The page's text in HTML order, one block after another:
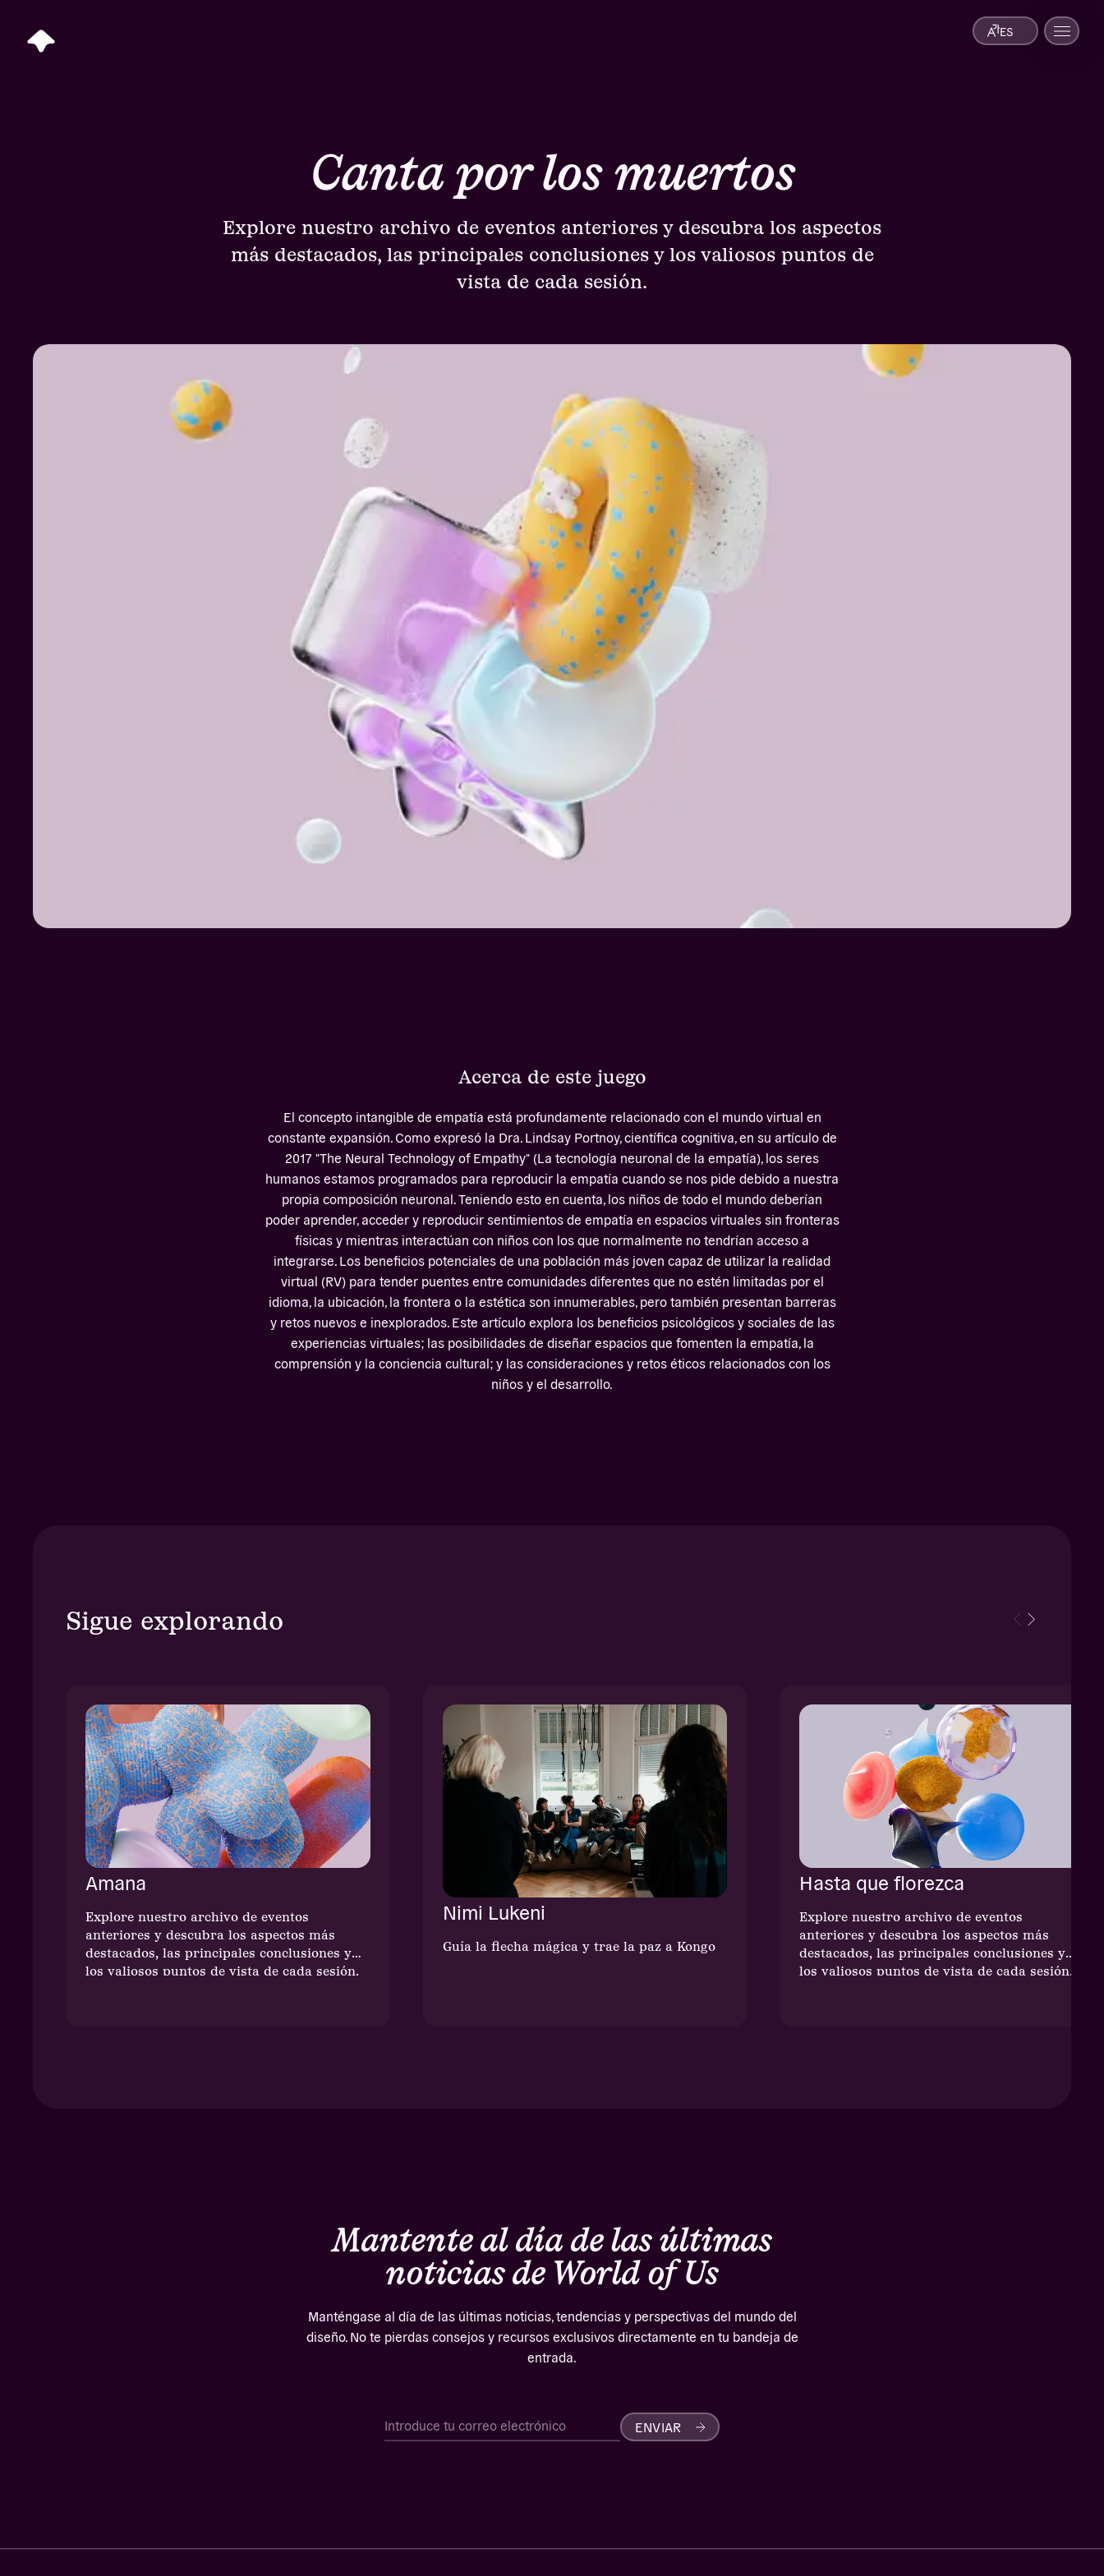
Canta por los muertos
Explore nuestro archivo de eventos anteriores y descubra los aspectos
más destacados, las principales conclusiones y los valiosos puntos de
vista de cada sesión.
Acerca de este juego
El concepto intangible de empatía está profundamente relacionado con el mundo virtual en
constante expansión. Como expresó la Dra. Lindsay Portnoy, científica cognitiva, en su artículo de
2017 "The Neural Technology of Empathy" (La tecnología neuronal de la empatía), los seres
humanos estamos programados para reproducir la empatía cuando se nos pide debido a nuestra
propia composición neuronal. Teniendo esto en cuenta, los niños de todo el mundo deberían
poder aprender, acceder y reproducir sentimientos de empatía en espacios virtuales sin fronteras
físicas y mientras interactúan con niños con los que normalmente no tendrían acceso a
integrarse. Los beneficios potenciales de una población más joven capaz de utilizar la realidad
virtual (RV) para tender puentes entre comunidades diferentes que no estén limitadas por el
idioma, la ubicación, la frontera o la estética son innumerables, pero también presentan barreras
y retos nuevos e inexplorados. Este artículo explora los beneficios psicológicos y sociales de las
experiencias virtuales; las posibilidades de diseñar espacios que fomenten la empatía, la
comprensión y la conciencia cultural; y las consideraciones y retos éticos relacionados con los
niños y el desarrollo.
Sigue explorando
Amana
Explore nuestro archivo de eventos
anteriores y descubra los aspectos más
destacados, las principales conclusiones y
los valiosos puntos de vista de cada sesión.
Nimi Lukeni
Guía la flecha mágica y trae la paz a Kongo
Hasta que florezca
Explore nuestro archivo de eventos
anteriores y descubra los aspectos más
destacados, las principales conclusiones y
los valiosos puntos de vista de cada sesión.
Mantente al día de las últimas
noticias de World of Us
Manténgase al día de las últimas noticias, tendencias y perspectivas del mundo del
diseño. No te pierdas consejos y recursos exclusivos directamente en tu bandeja de
entrada.
ENVIAR
ES